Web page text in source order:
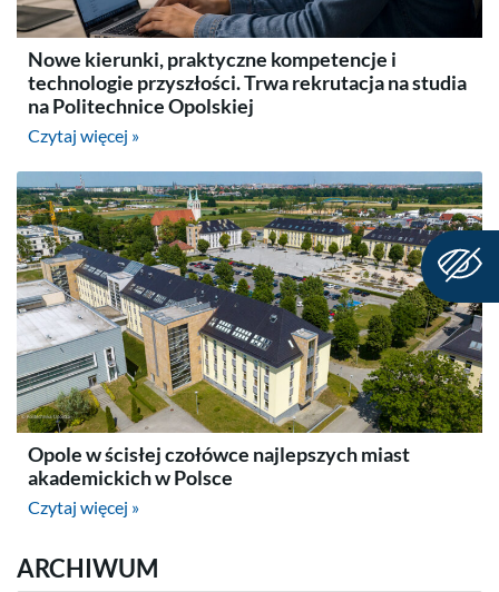
Nowe kierunki, praktyczne kompetencje i
technologie przyszłości. Trwa rekrutacja na studia
na Politechnice Opolskiej
Czytaj więcej »
Opole w ścisłej czołówce najlepszych miast
akademickich w Polsce
Czytaj więcej »
ARCHIWUM
ARCHIWUM